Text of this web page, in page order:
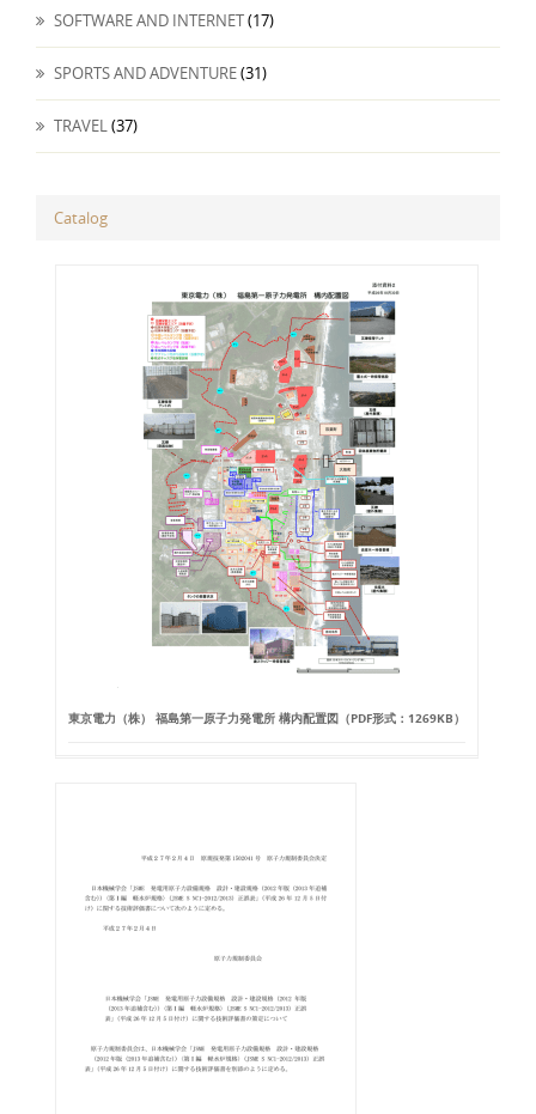
SOFTWARE AND INTERNET(17)
SPORTS AND ADVENTURE(31)
TRAVEL(37)
Catalog
東京電力（株） 福島第一原子力発電所 構内配置図（PDF形式：1269KB）